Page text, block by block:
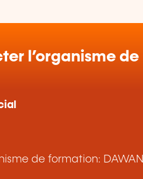
l’organisme de
de formation: DAWAN